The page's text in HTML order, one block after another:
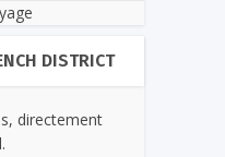
DISTRICT
directement